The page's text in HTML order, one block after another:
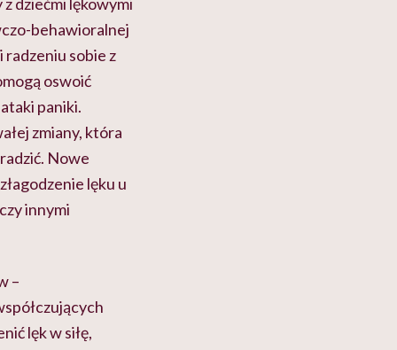
behawioralnej
sobie z
oswoić
paniki.
zmiany, która
Nowe
lęku u
innymi
–
lęk w siłę,